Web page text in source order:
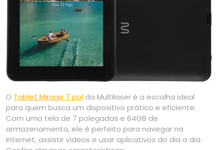
O Tablet Mirage 7 pol da Multilaser é a escolha ideal
para quem busca um dispositivo prático e eficiente.
Com uma tela de 7 polegadas e 64GB de
armazenamento, ele é perfeito para navegar na
internet, assistir vídeos e usar aplicativos do dia a dia.